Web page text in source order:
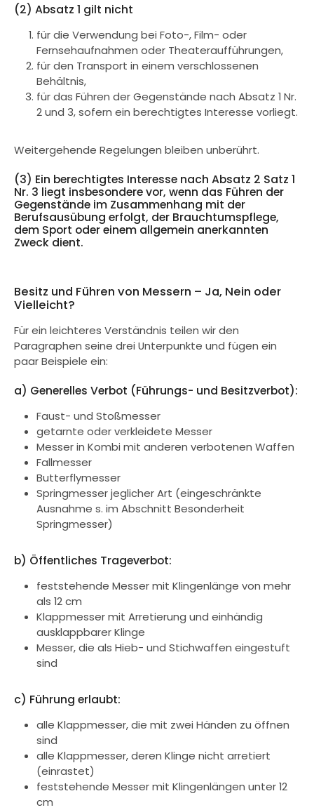
(2) Absatz 1 gilt nicht
für die Verwendung bei Foto-, Film- oder
Fernsehaufnahmen oder Theateraufführungen,
für den Transport in einem verschlossenen
Behältnis,
für das Führen der Gegenstände nach Absatz 1 Nr.
2 und 3, sofern ein berechtigtes Interesse vorliegt.
Weitergehende Regelungen bleiben unberührt.
(3) Ein berechtigtes Interesse nach Absatz 2 Satz 1
Nr. 3 liegt insbesondere vor, wenn das Führen der
Gegenstände im Zusammenhang mit der
Berufsausübung erfolgt, der Brauchtumspflege,
dem Sport oder einem allgemein anerkannten
Zweck dient.
Besitz und Führen von Messern – Ja, Nein oder
Vielleicht?
Für ein leichteres Verständnis teilen wir den
Paragraphen seine drei Unterpunkte und fügen ein
paar Beispiele ein:
a) Generelles Verbot (Führungs- und Besitzverbot):
Faust- und Stoßmesser
getarnte oder verkleidete Messer
Messer in Kombi mit anderen verbotenen Waffen
Fallmesser
Butterflymesser
Springmesser jeglicher Art (eingeschränkte
Ausnahme s. im Abschnitt Besonderheit
Springmesser)
b) Öffentliches Trageverbot:
feststehende Messer mit Klingenlänge von mehr
als 12 cm
Klappmesser mit Arretierung und einhändig
ausklappbarer Klinge
Messer, die als Hieb- und Stichwaffen eingestuft
sind
c) Führung erlaubt:
alle Klappmesser, die mit zwei Händen zu öffnen
sind
alle Klappmesser, deren Klinge nicht arretiert
(einrastet)
feststehende Messer mit Klingenlängen unter 12
cm